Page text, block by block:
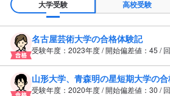
大学受験 高校受験
名古屋芸術大学の合格体験記
受験年度：2023年度 / 開始偏差値：45 /
山形大学、青森明の星短期大学の
受験年度：2020年度 / 開始偏差値：30 /